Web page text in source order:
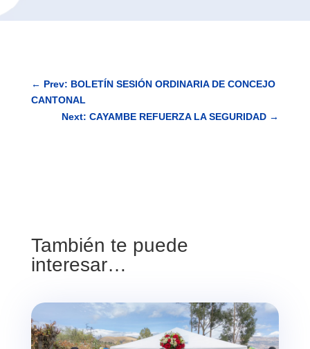
← Prev: BOLETÍN SESIÓN ORDINARIA DE CONCEJO
CANTONAL
Next: CAYAMBE REFUERZA LA SEGURIDAD →
También te puede
interesar…